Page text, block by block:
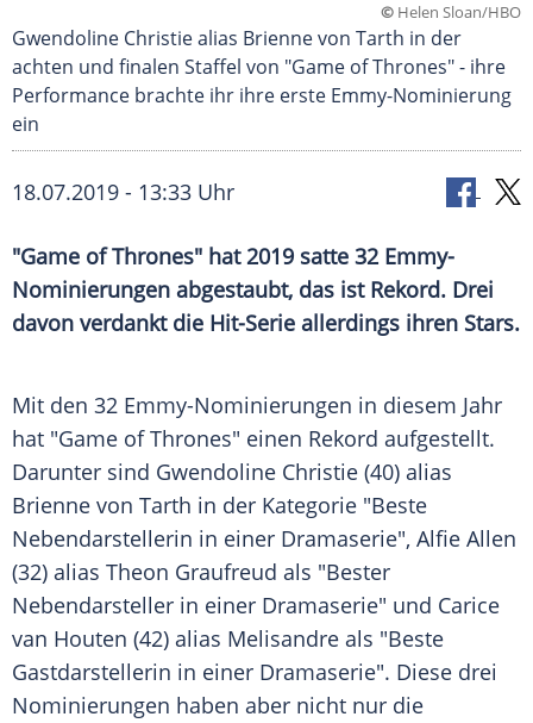
© Helen Sloan/HBO
Gwendoline Christie alias Brienne von Tarth in der
achten und finalen Staffel von "Game of Thrones" - ihre
Performance brachte ihr ihre erste Emmy-Nominierung
ein
18.07.2019 - 13:33 Uhr
"Game of Thrones" hat 2019 satte 32 Emmy-
Nominierungen abgestaubt, das ist Rekord. Drei
davon verdankt die Hit-Serie allerdings ihren Stars.
Mit den 32 Emmy-Nominierungen in diesem Jahr
hat "Game of Thrones" einen Rekord aufgestellt.
Darunter sind Gwendoline Christie (40) alias
Brienne von Tarth in der Kategorie "Beste
Nebendarstellerin in einer Dramaserie", Alfie Allen
(32) alias Theon Graufreud als "Bester
Nebendarsteller in einer Dramaserie" und Carice
van Houten (42) alias Melisandre als "Beste
Gastdarstellerin in einer Dramaserie". Diese drei
Nominierungen haben aber nicht nur die